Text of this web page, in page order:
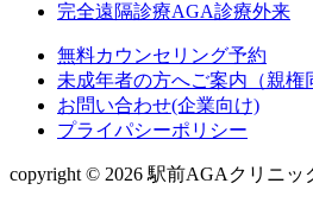
完全遠隔診療AGA診療外来
無料カウンセリング予約
未成年者の方へご案内（親権
お問い合わせ(企業向け)
プライパシーポリシー
copyright © 2026 駅前AGAクリニッ